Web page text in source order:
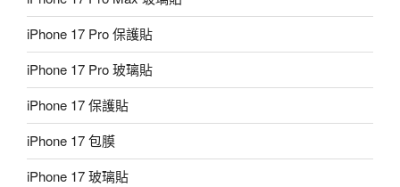
iPhone 17 Pro 保護貼
iPhone 17 Pro 玻璃貼
iPhone 17 保護貼
iPhone 17 包膜
iPhone 17 玻璃貼